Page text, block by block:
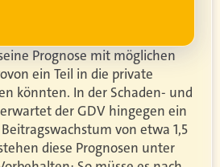
Prognose mit möglichen
ein Teil in die private
könnten. In der Schaden- und
der GDV hingegen ein
von etwa 1,5
diese Prognosen unter